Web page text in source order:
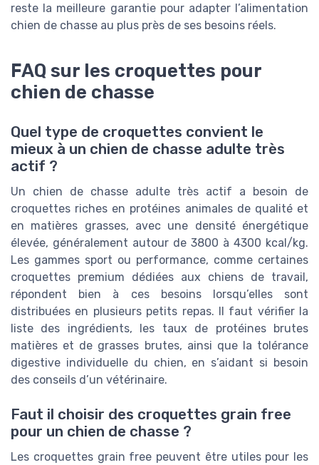
reste la meilleure garantie pour adapter l’alimentation
chien de chasse au plus près de ses besoins réels.
FAQ sur les croquettes pour
chien de chasse
Quel type de croquettes convient le
mieux à un chien de chasse adulte très
actif ?
Un chien de chasse adulte très actif a besoin de
croquettes riches en protéines animales de qualité et
en matières grasses, avec une densité énergétique
élevée, généralement autour de 3800 à 4300 kcal/kg.
Les gammes sport ou performance, comme certaines
croquettes premium dédiées aux chiens de travail,
répondent bien à ces besoins lorsqu’elles sont
distribuées en plusieurs petits repas. Il faut vérifier la
liste des ingrédients, les taux de protéines brutes
matières et de grasses brutes, ainsi que la tolérance
digestive individuelle du chien, en s’aidant si besoin
des conseils d’un vétérinaire.
Faut il choisir des croquettes grain free
pour un chien de chasse ?
Les croquettes grain free peuvent être utiles pour les